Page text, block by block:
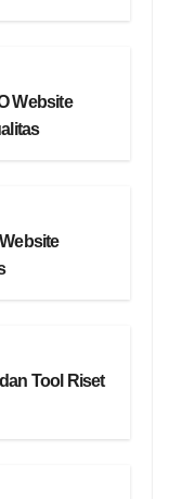
Website
Tool Riset